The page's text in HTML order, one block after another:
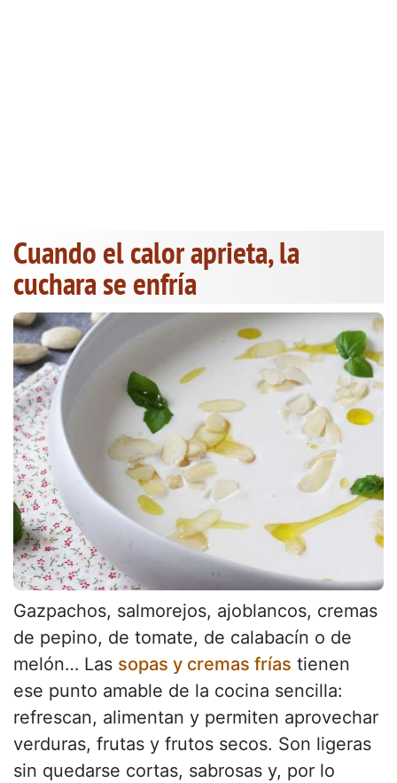
Cuando el calor aprieta, la
cuchara se enfría
Gazpachos, salmorejos, ajoblancos, cremas
de pepino, de tomate, de calabacín o de
melón… Las sopas y cremas frías tienen
ese punto amable de la cocina sencilla:
refrescan, alimentan y permiten aprovechar
verduras, frutas y frutos secos. Son ligeras
sin quedarse cortas, sabrosas y, por lo